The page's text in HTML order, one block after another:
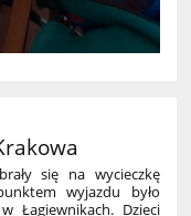
się na wycieczkę
wyjazdu było
Łagiewnikach. Dzieci